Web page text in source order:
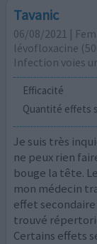
Tavanic
06/08/2021 |
lévofloxacine
Infection voies
Efficacité
Quantité effets
Je suis très
ne peux rien
bouge la tête.
mon médecin
effet
trouvé
Certains effets